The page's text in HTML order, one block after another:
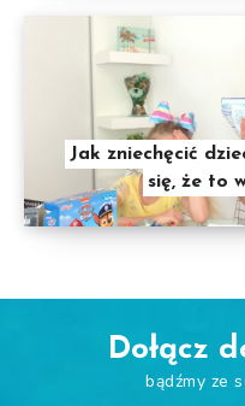
Jak zniechęcić
się, że to
Dołącz
bądźmy ze